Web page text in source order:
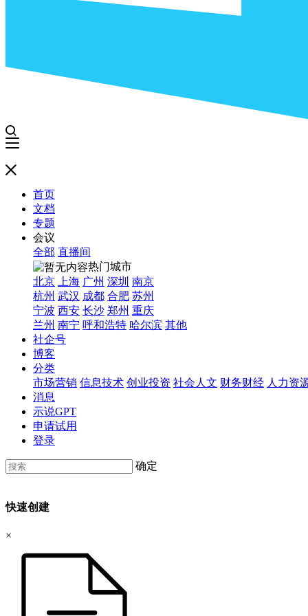
首页
文档
专题
会议
全部 直播间
热门城市
北京
上海 广州 深圳 南京
杭州 武汉 成都 合肥 苏州
宁波 西安 长沙 郑州 重庆
兰州 南宁 呼和浩特 哈尔滨 其他
社企号
博客
分类
市场营销 信息技术 创业投资 社会人文 财务财经 人力资
消息
示说GPT
申请试用
登录
确定
快速创建
×